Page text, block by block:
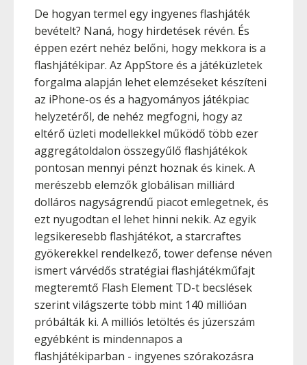
De hogyan termel egy ingyenes flashjáték
bevételt? Naná, hogy hirdetések révén. És
éppen ezért nehéz belőni, hogy mekkora is a
flashjátékipar. Az AppStore és a játéküzletek
forgalma alapján lehet elemzéseket készíteni
az iPhone-os és a hagyományos játékpiac
helyzetéről, de nehéz megfogni, hogy az
eltérő üzleti modellekkel működő több ezer
aggregátoldalon összegyűlő flashjátékok
pontosan mennyi pénzt hoznak és kinek. A
merészebb elemzők globálisan milliárd
dolláros nagyságrendű piacot emlegetnek, és
ezt nyugodtan el lehet hinni nekik. Az egyik
legsikeresebb flashjátékot, a starcraftes
gyökerekkel rendelkező, tower defense néven
ismert várvédős stratégiai flashjátékműfajt
megteremtő Flash Element TD-t becslések
szerint világszerte több mint 140 millióan
próbálták ki. A milliós letöltés és júzerszám
egyébként is mindennapos a
flashjátékiparban - ingyenes szórakozásra